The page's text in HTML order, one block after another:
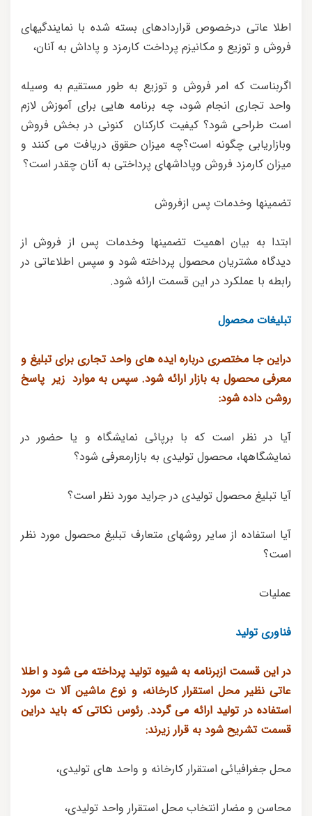
اطلا عاتی درخصوص قراردادهای بسته شده با نمایندگیهای
فروش و توزیع و مکانیزم پرداخت کارمزد و پاداش به آنان،
اگربناست که امر فروش و توزیع به طور مستقیم به وسیله
واحد تجاری انجام شود، چه برنامه هایی برای آموزش لازم
است طراحی شود؟ کیفیت کارکنان کنونی در بخش فروش
وبازاریابی چگونه است؟چه میزان حقوق دریافت می کنند و
میزان کارمزد فروش وپاداشهای پرداختی به آنان چقدر است؟
تضمینها وخدمات پس ازفروش
ابتدا به بیان اهمیت تضمینها وخدمات پس از فروش از
دیدگاه مشتریان محصول پرداخته شود و سپس اطلاعاتی در
رابطه با عملکرد در این قسمت ارائه شود.
تبلیغات محصول
دراین جا مختصری درباره ایده های واحد تجاری برای تبلیغ و
معرفی محصول به بازار ارائه شود. سپس به موارد زیر پاسخ
روشن داده شود:
آیا در نظر است که با برپائی نمایشگاه و یا حضور در
نمایشگاهها، محصول تولیدی به بازارمعرفی شود؟
آیا تبلیغ محصول تولیدی در جراید مورد نظر است؟
آیا استفاده از سایر روشهای متعارف تبلیغ محصول مورد نظر
است؟
عملیات
فناوری تولید
در این قسمت ازبرنامه به شیوه تولید پرداخته می شود و اطلا
عاتی نظیر محل استقرار کارخانه، و نوع ماشین آلا ت مورد
استفاده در تولید ارائه می گردد. رئوس نکاتی که باید دراین
قسمت تشریح شود به قرار زیرند:
محل جغرافیائی استقرار کارخانه و واحد های تولیدی،
محاسن و مضار انتخاب محل استقرار واحد تولیدی،